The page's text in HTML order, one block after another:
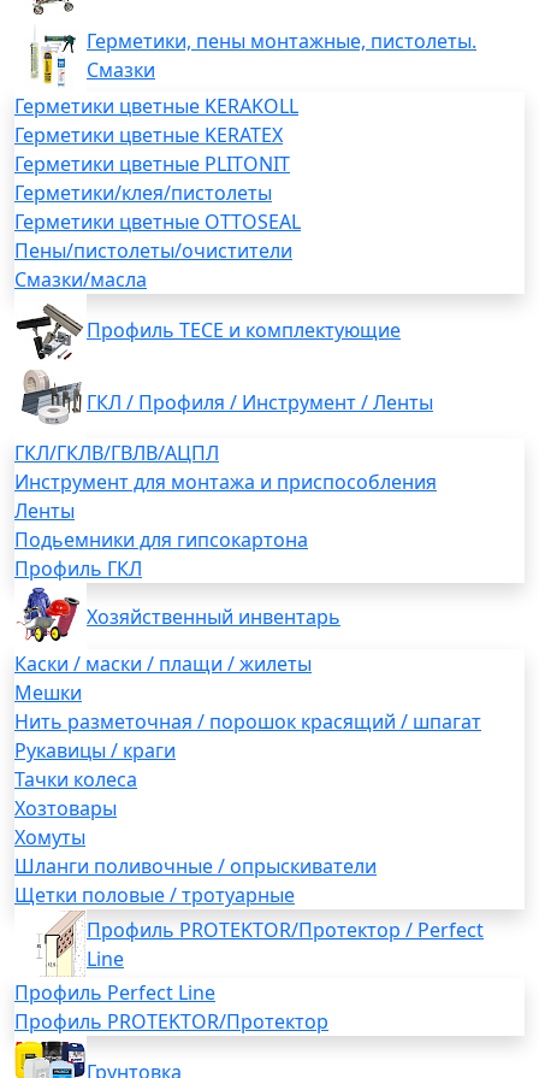
Герметики, пены монтажные, пистолеты.
Смазки
Герметики цветные KERAKOLL
Герметики цветные KERATEX
Герметики цветные PLITONIT
Герметики/клея/пистолеты
Герметики цветные OTTOSEAL
Пены/пистолеты/очистители
Смазки/масла
Профиль TECE и комплектующие
ГКЛ / Профиля / Инструмент / Ленты
ГКЛ/ГКЛВ/ГВЛВ/АЦПЛ
Инструмент для монтажа и приспособления
Ленты
Подьемники для гипсокартона
Профиль ГКЛ
Хозяйственный инвентарь
Каски / маски / плащи / жилеты
Мешки
Нить разметочная / порошок красящий / шпагат
Рукавицы / краги
Тачки колеса
Хозтовары
Хомуты
Шланги поливочные / опрыскиватели
Щетки половые / тротуарные
Профиль PROTEKTOR/Протектор / Perfect
Line
Профиль Perfect Line
Профиль PROTEKTOR/Протектор
Грунтовка